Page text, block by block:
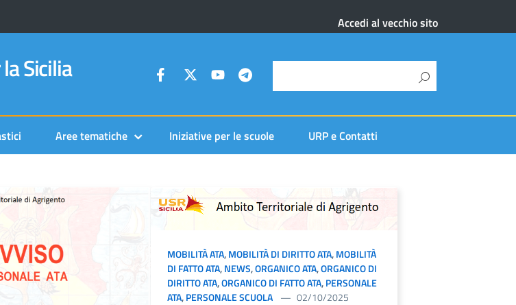
Accedi al vecchio sito
Sicilia
Aree tematiche Iniziative per le scuole URP e Contatti
MOBILITÀ ATA,MOBILITÀ DI DIRITTO ATA,MOBILITÀ
DI FATTO ATA,NEWS,ORGANICO ATA,ORGANICO DI
DIRITTO ATA,ORGANICO DI FATTO ATA,PERSONALE
ATA,PERSONALE SCUOLA 02/10/2025